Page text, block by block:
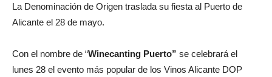
La Denominación de Origen traslada su fiesta al Puerto de
Alicante el 28 de mayo.
Con el nombre de “Winecanting Puerto” se celebrará el
lunes 28 el evento más popular de los Vinos Alicante DOP